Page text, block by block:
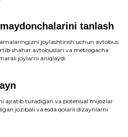
tanlash
joylashtirish uchun avtobus
shahar avtobuslari va metrogacha
joylarni aniqlaydi.
ajratib turadigan va potensial mijozlar
jozibali va esda qolarli dizaynlarni